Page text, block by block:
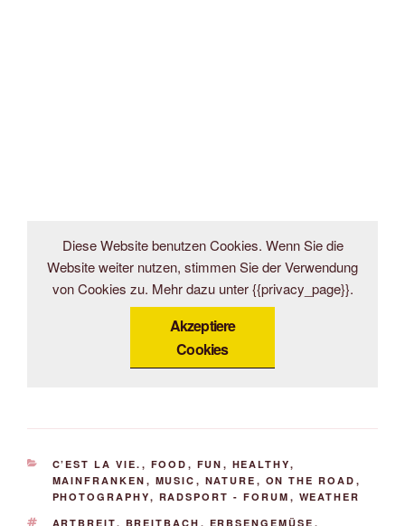
Diese Website benutzen Cookies. Wenn Sie die
Website weiter nutzen, stimmen Sie der Verwendung
von Cookies zu. Mehr dazu unter {{privacy_page}}.
Akzeptiere
Cookies
KATEGORIEN
C’EST LA VIE. , FOOD , FUN , HEALTHY,
MAINFRANKEN , MUSIC , NATURE , ON THE ROAD ,
PHOTOGRAPHY, RADSPORT - FORUM , WEATHER
SCHLAGWÖRTER
ARTBREIT, BREITBACH , ERBSENGEMÜSE ,